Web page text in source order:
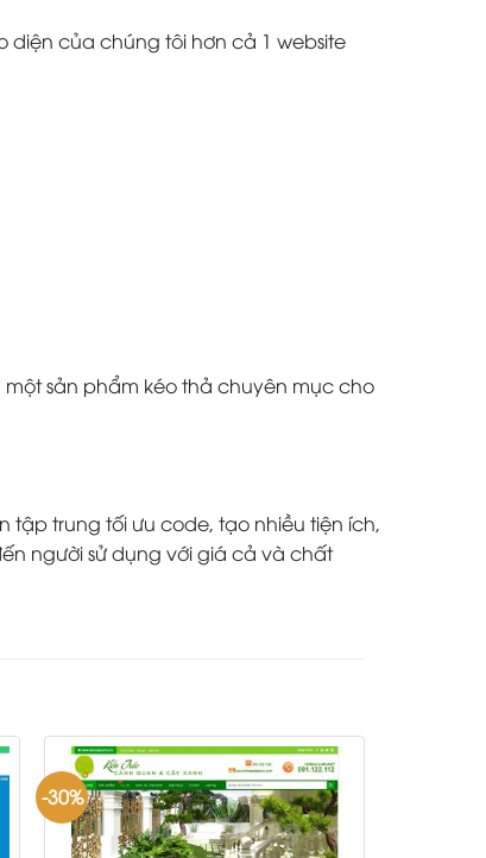
diện của chúng tôi hơn cả 1 website
sản phẩm kéo thả chuyên mục cho
tập trung tối ưu code, tạo nhiều tiện ích,
người sử dụng với giá cả và chất
-30%